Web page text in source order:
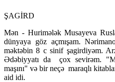
ŞAGİRD
Mən - Hurimələk Musayeva
dünyaya göz açmışam.
məktəbin 8 c sinif şagirdiyəm.
Ədəbiyyatı da çox sevirəm.
maşını" və bir neçə maraqlı
aid idi.